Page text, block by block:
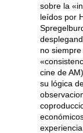
sobre la
leídos por
no
cine de
su lógica